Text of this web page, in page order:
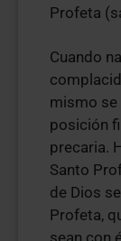
Profeta
Cuando
mismo se
posición
precaria.
Santo
de Dios
Profeta,
sean con